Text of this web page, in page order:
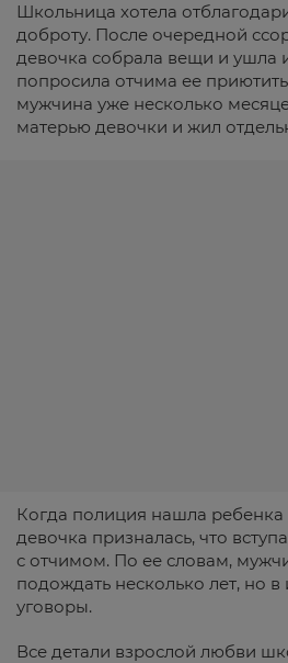
Школьница хотела
доброту. После очередной
девочка собрала вещи и ушла
попросила отчима ее
мужчина уже несколько
матерью девочки и жил
Когда полиция нашла ребенка
девочка призналась, что
с отчимом. По ее словам,
подождать несколько лет, но в
уговоры.
Все детали взрослой любви